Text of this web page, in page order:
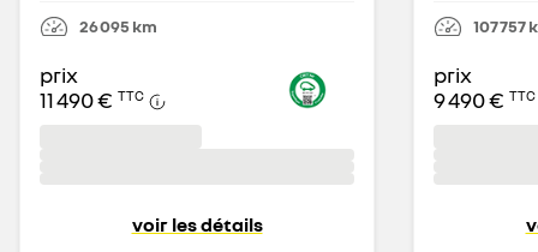
26 095 km
prix
11 490 € TTC
voir les détails
107 757
prix
9 490 € TTC